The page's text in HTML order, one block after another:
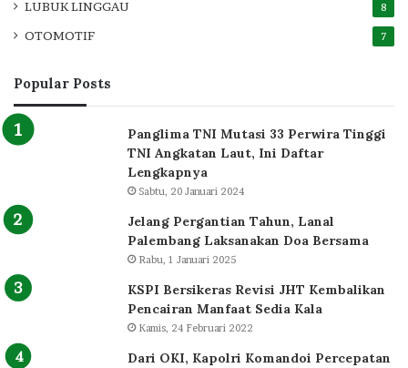
LUBUK LINGGAU 8
OTOMOTIF 7
Popular Posts
Panglima TNI Mutasi 33 Perwira Tinggi
TNI Angkatan Laut, Ini Daftar
Lengkapnya
Sabtu, 20 Januari 2024
Jelang Pergantian Tahun, Lanal
Palembang Laksanakan Doa Bersama
Rabu, 1 Januari 2025
KSPI Bersikeras Revisi JHT Kembalikan
Pencairan Manfaat Sedia Kala
Kamis, 24 Februari 2022
Dari OKI, Kapolri Komandoi Percepatan